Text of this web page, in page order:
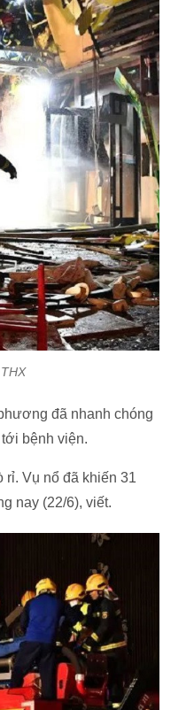
đã nhanh chóng
bệnh viện.
rỉ. Vụ nổ đã khiến 31
nay (22/6), viết.